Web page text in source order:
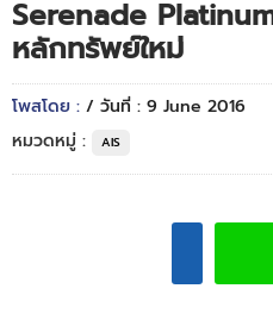
Serenade
หลักทรัพย์ใหม่
โพสโดย : / วันที่ : 9 June 2016
หมวดหมู่ :
AIS